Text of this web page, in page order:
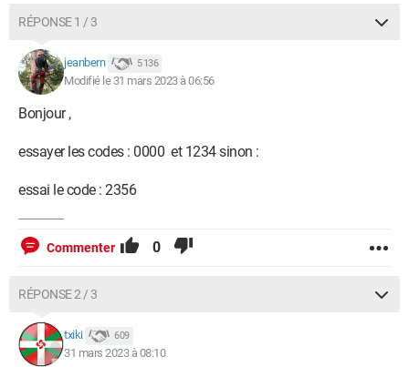
RÉPONSE 1 / 3
jeanbern 5 136
Modifié le 31 mars 2023 à 06:56
Bonjour ,
essayer les codes : 0000 et 1234 sinon :
essai le code : 2356
Commenter 0
RÉPONSE 2 / 3
txiki 609
31 mars 2023 à 08:10